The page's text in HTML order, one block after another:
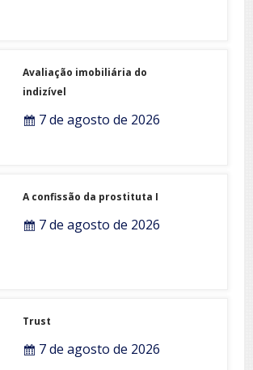
Avaliação imobiliária do
indizível
7 de agosto de 2026
A confissão da prostituta I
7 de agosto de 2026
Trust
7 de agosto de 2026